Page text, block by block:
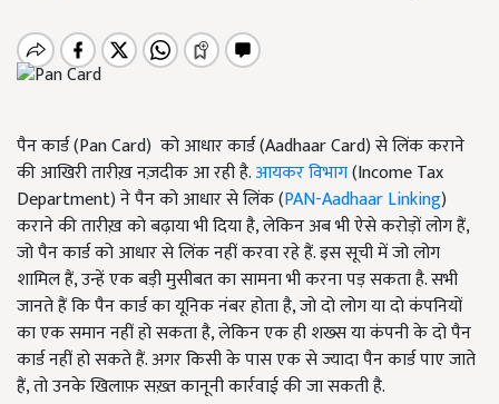
पैन कार्ड (Pan Card) को आधार कार्ड (Aadhaar Card) से लिंक कराने
की आखिरी तारीख़ नज़दीक आ रही है.आयकर विभाग(Income Tax
Department) ने पैन को आधार से लिंक (PAN-Aadhaar Linking)
कराने की तारीख़ को बढ़ाया भी दिया है, लेकिन अब भी ऐसे करोड़ों लोग हैं,
जो पैन कार्ड को आधार से लिंक नहीं करवा रहे हैं. इस सूची में जो लोग
शामिल हैं, उन्हें एक बड़ी मुसीबत का सामना भी करना पड़ सकता है. सभी
जानते हैं कि पैन कार्ड का यूनिक नंबर होता है, जो दो लोग या दो कंपनियों
का एक समान नहीं हो सकता है, लेकिन एक ही शख्स या कंपनी के दो पैन
कार्ड नहीं हो सकते हैं. अगर किसी के पास एक से ज्यादा पैन कार्ड पाए जाते
हैं, तो उनके खिलाफ़ सख़्त कानूनी कार्रवाई की जा सकती है.